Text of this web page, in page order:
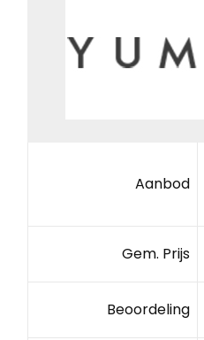
Aanbod
Gem. Prijs
Beoordeling